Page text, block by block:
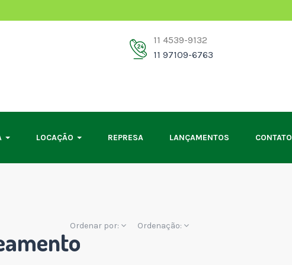
11 4539-9132
11 97109-6763
LOCAÇÃO REPRESA LANÇAMENTOS CONTATO
Ordenar por: Ordenação: